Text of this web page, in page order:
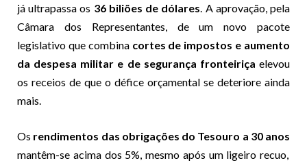
já ultrapassa os 36 biliões de dólares. A aprovação, pela
Câmara dos Representantes, de um novo pacote
legislativo que combina cortes de impostos e aumento
da despesa militar e de segurança fronteiriça elevou
os receios de que o défice orçamental se deteriore ainda
mais.
Os rendimentos das obrigações do Tesouro a 30 anos
mantêm-se acima dos 5%, mesmo após um ligeiro recuo,